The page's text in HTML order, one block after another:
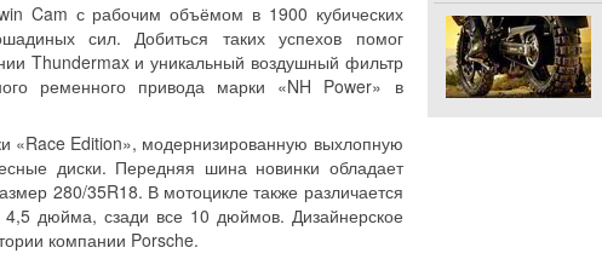
Cam с рабочим объёмом в 1900 кубических
сил. Добиться таких успехов помог
Thundermax и уникальный воздушный фильтр
ременного привода марки «NH Power» в
«Race Edition», модернизированную выхлопную
диски. Передняя шина новинки обладает
280/35R18. В мотоцикле также различается
дюйма, сзади все 10 дюймов. Дизайнерское
компании Porsche.